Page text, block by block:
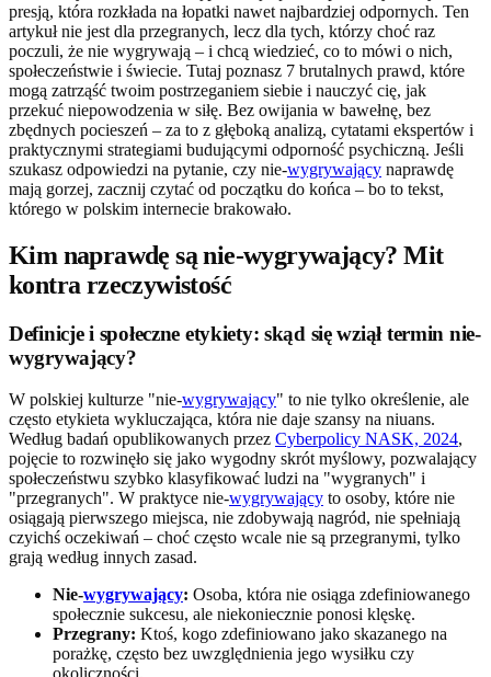
presją, która rozkłada na łopatki nawet najbardziej odpornych. Ten
artykuł nie jest dla przegranych, lecz dla tych, którzy choć raz
poczuli, że nie wygrywają – i chcą wiedzieć, co to mówi o nich,
społeczeństwie i świecie. Tutaj poznasz 7 brutalnych prawd, które
mogą zatrząść twoim postrzeganiem siebie i nauczyć cię, jak
przekuć niepowodzenia w siłę. Bez owijania w bawełnę, bez
zbędnych pocieszeń – za to z głęboką analizą, cytatami ekspertów i
praktycznymi strategiami budującymi odporność psychiczną. Jeśli
szukasz odpowiedzi na pytanie, czy nie-wygrywający naprawdę
mają gorzej, zacznij czytać od początku do końca – bo to tekst,
którego w polskim internecie brakowało.
Kim naprawdę są nie-wygrywający? Mit
kontra rzeczywistość
Definicje i społeczne etykiety: skąd się wziął termin nie-
wygrywający?
W polskiej kulturze "nie-wygrywający" to nie tylko określenie, ale
często etykieta wykluczająca, która nie daje szansy na niuans.
Według badań opublikowanych przez Cyberpolicy NASK, 2024,
pojęcie to rozwinęło się jako wygodny skrót myślowy, pozwalający
społeczeństwu szybko klasyfikować ludzi na "wygranych" i
"przegranych". W praktyce nie-wygrywający to osoby, które nie
osiągają pierwszego miejsca, nie zdobywają nagród, nie spełniają
czyichś oczekiwań – choć często wcale nie są przegranymi, tylko
grają według innych zasad.
Nie-wygrywający: Osoba, która nie osiąga zdefiniowanego
społecznie sukcesu, ale niekoniecznie ponosi klęskę.
Przegrany: Ktoś, kogo zdefiniowano jako skazanego na
porażkę, często bez uwzględnienia jego wysiłku czy